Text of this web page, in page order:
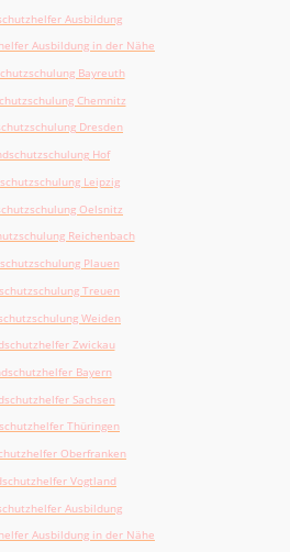
Ausbildung
Ausbildung in der Nähe
Bayreuth
Chemnitz
Dresden
Hof
Leipzig
Oelsnitz
Reichenbach
Plauen
Treuen
Weiden
Zwickau
Bayern
Sachsen
Thüringen
Oberfranken
Vogtland
Ausbildung
Ausbildung in der Nähe